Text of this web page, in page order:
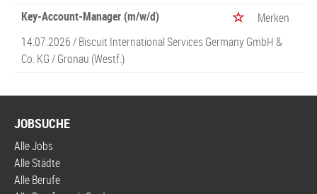
Key-Account-Manager (m/w/d)
Merken
14.07.2026 /Biscuit International Services Germany GmbH &
Co. KG/ Gronau (Westf.)
JOBSUCHE
Alle Jobs
Alle Städte
Alle Berufe